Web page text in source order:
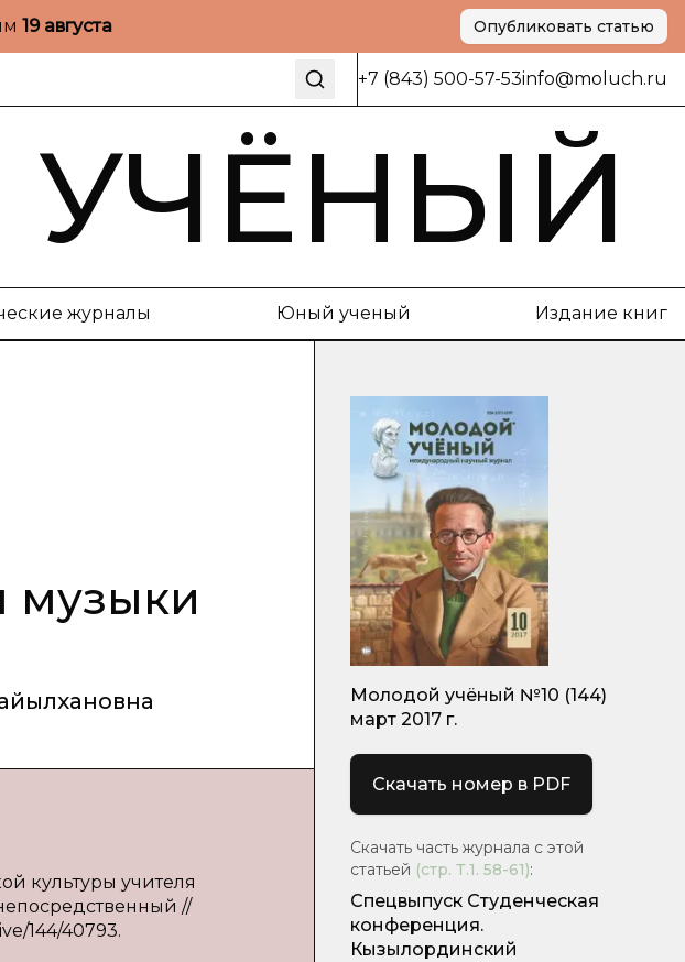
19 августа Опубликовать статью
+7 (843) 500-57-53info@moluch.ru
журналы Юный ученый Издание книг
музыки
культуры учителя
//
144/40793.
Молодой учёный №10 (144)
март 2017 г.
Скачать номер в PDF
Скачать часть журнала с этой
статьей (стр. Т.1. 58-61):
Спецвыпуск Студенческая
конференция.
Кызылординский